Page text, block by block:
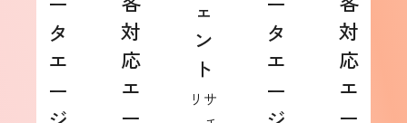
タ
エ
ー
対
応
エ
ー
ェ
ン
ト
リサ
タ
エ
ー
対
応
エ
ー